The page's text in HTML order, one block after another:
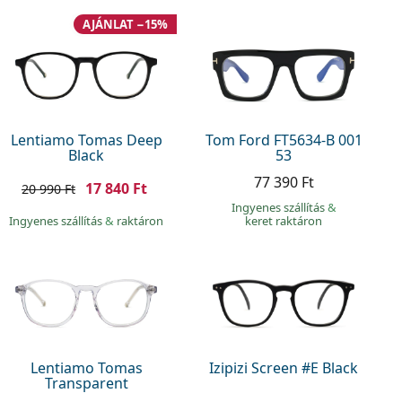
Lentiamo Tomas Deep
Black
AJÁNLAT −15%
20 990 Ft 17 840 Ft
Ingyenes szállítás& raktáron
Tom Ford FT5634-B 001
53
77 390 Ft
Ingyenes szállítás&
keret raktáron
Lentiamo Tomas
Transparent
Izipizi Screen #E Black